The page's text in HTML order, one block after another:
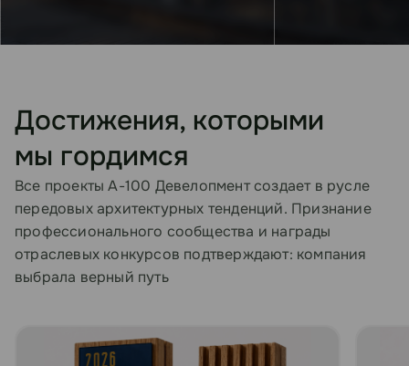
Достижения, которыми
мы гордимся
Все проекты А-100 Девелопмент создает в русле
передовых архитектурных тенденций. Признание
профессионального сообщества и награды
отраслевых конкурсов подтверждают: компания
выбрала верный путь